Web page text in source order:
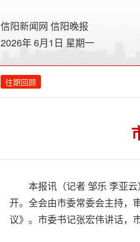
信阳新闻网 信阳晚报
2026年 6月1日 星期一
往期回顾
本报讯（记者 邹乐 李亚
开。全会由市委常委会主持，
议》。市委书记张宏伟讲话，